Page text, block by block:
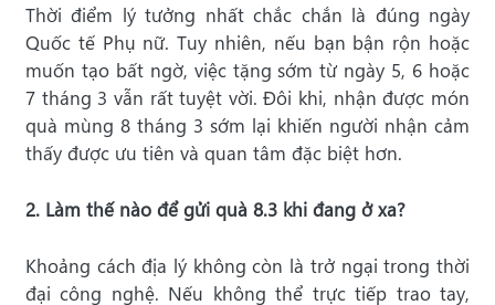
Thời điểm lý tưởng nhất chắc chắn là đúng ngày
Quốc tế Phụ nữ. Tuy nhiên, nếu bạn bận rộn hoặc
muốn tạo bất ngờ, việc tặng sớm từ ngày 5, 6 hoặc
7 tháng 3 vẫn rất tuyệt vời. Đôi khi, nhận được món
quà mùng 8 tháng 3 sớm lại khiến người nhận cảm
thấy được ưu tiên và quan tâm đặc biệt hơn.
2. Làm thế nào để gửi quà 8.3 khi đang ở xa?
Khoảng cách địa lý không còn là trở ngại trong thời
đại công nghệ. Nếu không thể trực tiếp trao tay,